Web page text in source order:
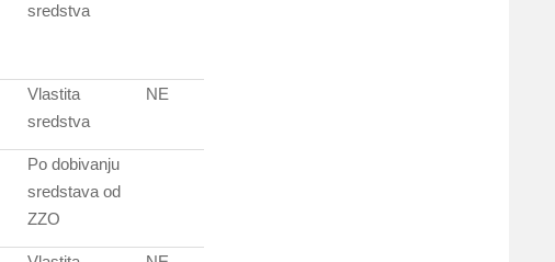
sredstva
Vlastita
sredstva
NE
Po dobivanju
sredstava od
ZZO